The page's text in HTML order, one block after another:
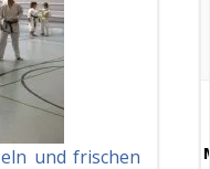
und frischen